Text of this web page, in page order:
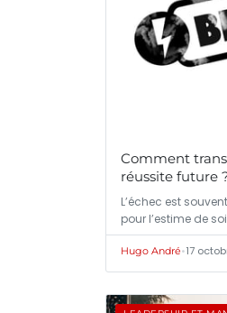
Comment
réussite future
L’échec est
pour l’estime de
Hugo André•17